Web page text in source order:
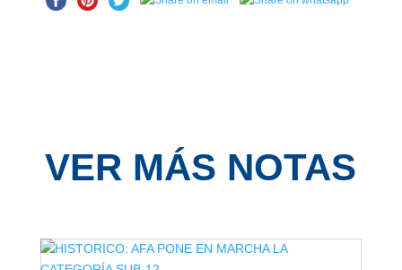
VER MÁS NOTAS